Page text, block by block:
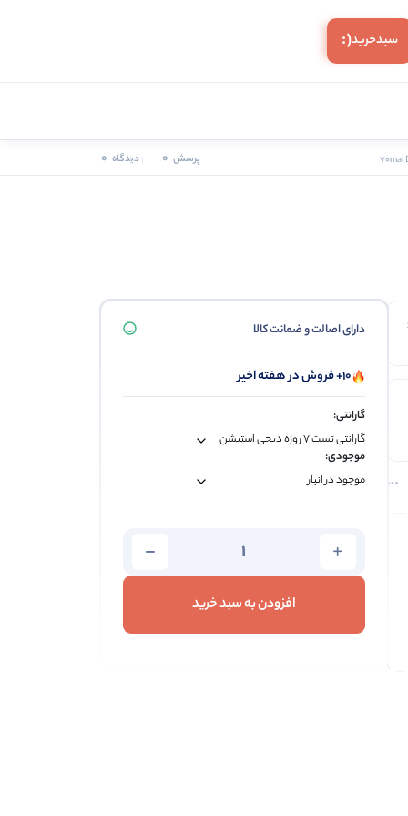
سبد‌خرید(:
پرسش 0 دیدگاه 0
دارای اصالت و ضمانت کالا
10+ فروش در هفته اخیر
گارانتی:
موجودی:
افزودن به سبد خرید